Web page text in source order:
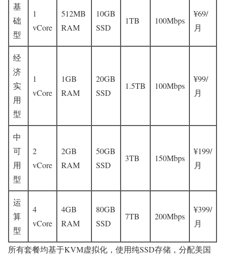
基
础
型
1
vCore
512MB
RAM
10GB
SSD
1TB 100Mbps
¥69/
月
经
济
实
用
型
1
vCore
1GB
RAM
20GB
SSD
1.5TB 100Mbps
¥99/
月
中
可
用
型
2
vCore
2GB
RAM
50GB
SSD
3TB 150Mbps
¥199/
月
运
算
型
4
vCore
4GB
RAM
80GB
SSD
7TB 200Mbps
¥399/
月
所有套餐均基于KVM虚拟化，使用纯SSD存储，分配美国